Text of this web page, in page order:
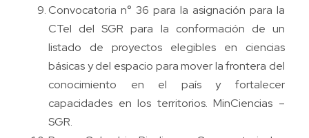
Convocatoria n° 36 para la asignación para la
CTeI del SGR para la conformación de un
listado de proyectos elegibles en ciencias
básicas y del espacio para mover la frontera del
conocimiento en el país y fortalecer
capacidades en los territorios. MinCiencias –
SGR.